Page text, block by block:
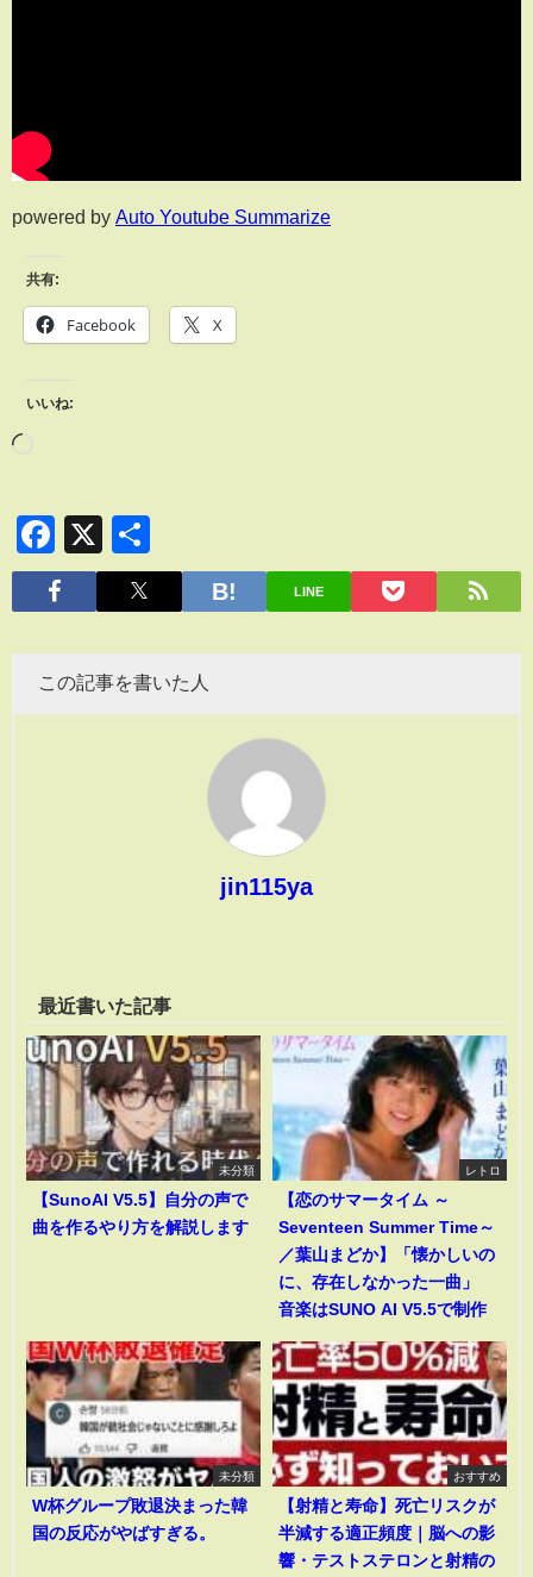
powered by Auto Youtube Summarize
共有:
Facebook X
いいね:
Facebook
X
有
LINE
この記事を書いた人
jin115ya
最近書いた記事
未分類
【SunoAI V5.5】自分の声で
曲を作るやり方を解説します
レトロ
【恋のサマータイム ～
Seventeen Summer Time～
／葉山まどか】「懐かしいの
に、存在しなかった一曲」
音楽はSUNO AI V5.5で制作
未分類
W杯グループ敗退決まった韓
国の反応がやばすぎる。
おすすめ
【射精と寿命】死亡リスクが
半減する適正頻度｜脳への影
響・テストステロンと射精の